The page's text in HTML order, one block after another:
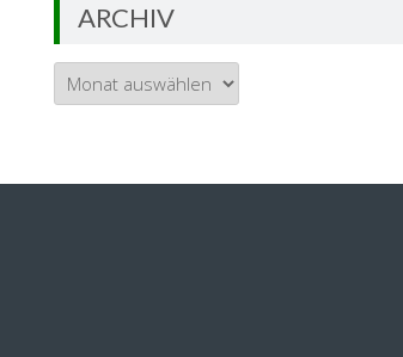
ARCHIV
Archiv